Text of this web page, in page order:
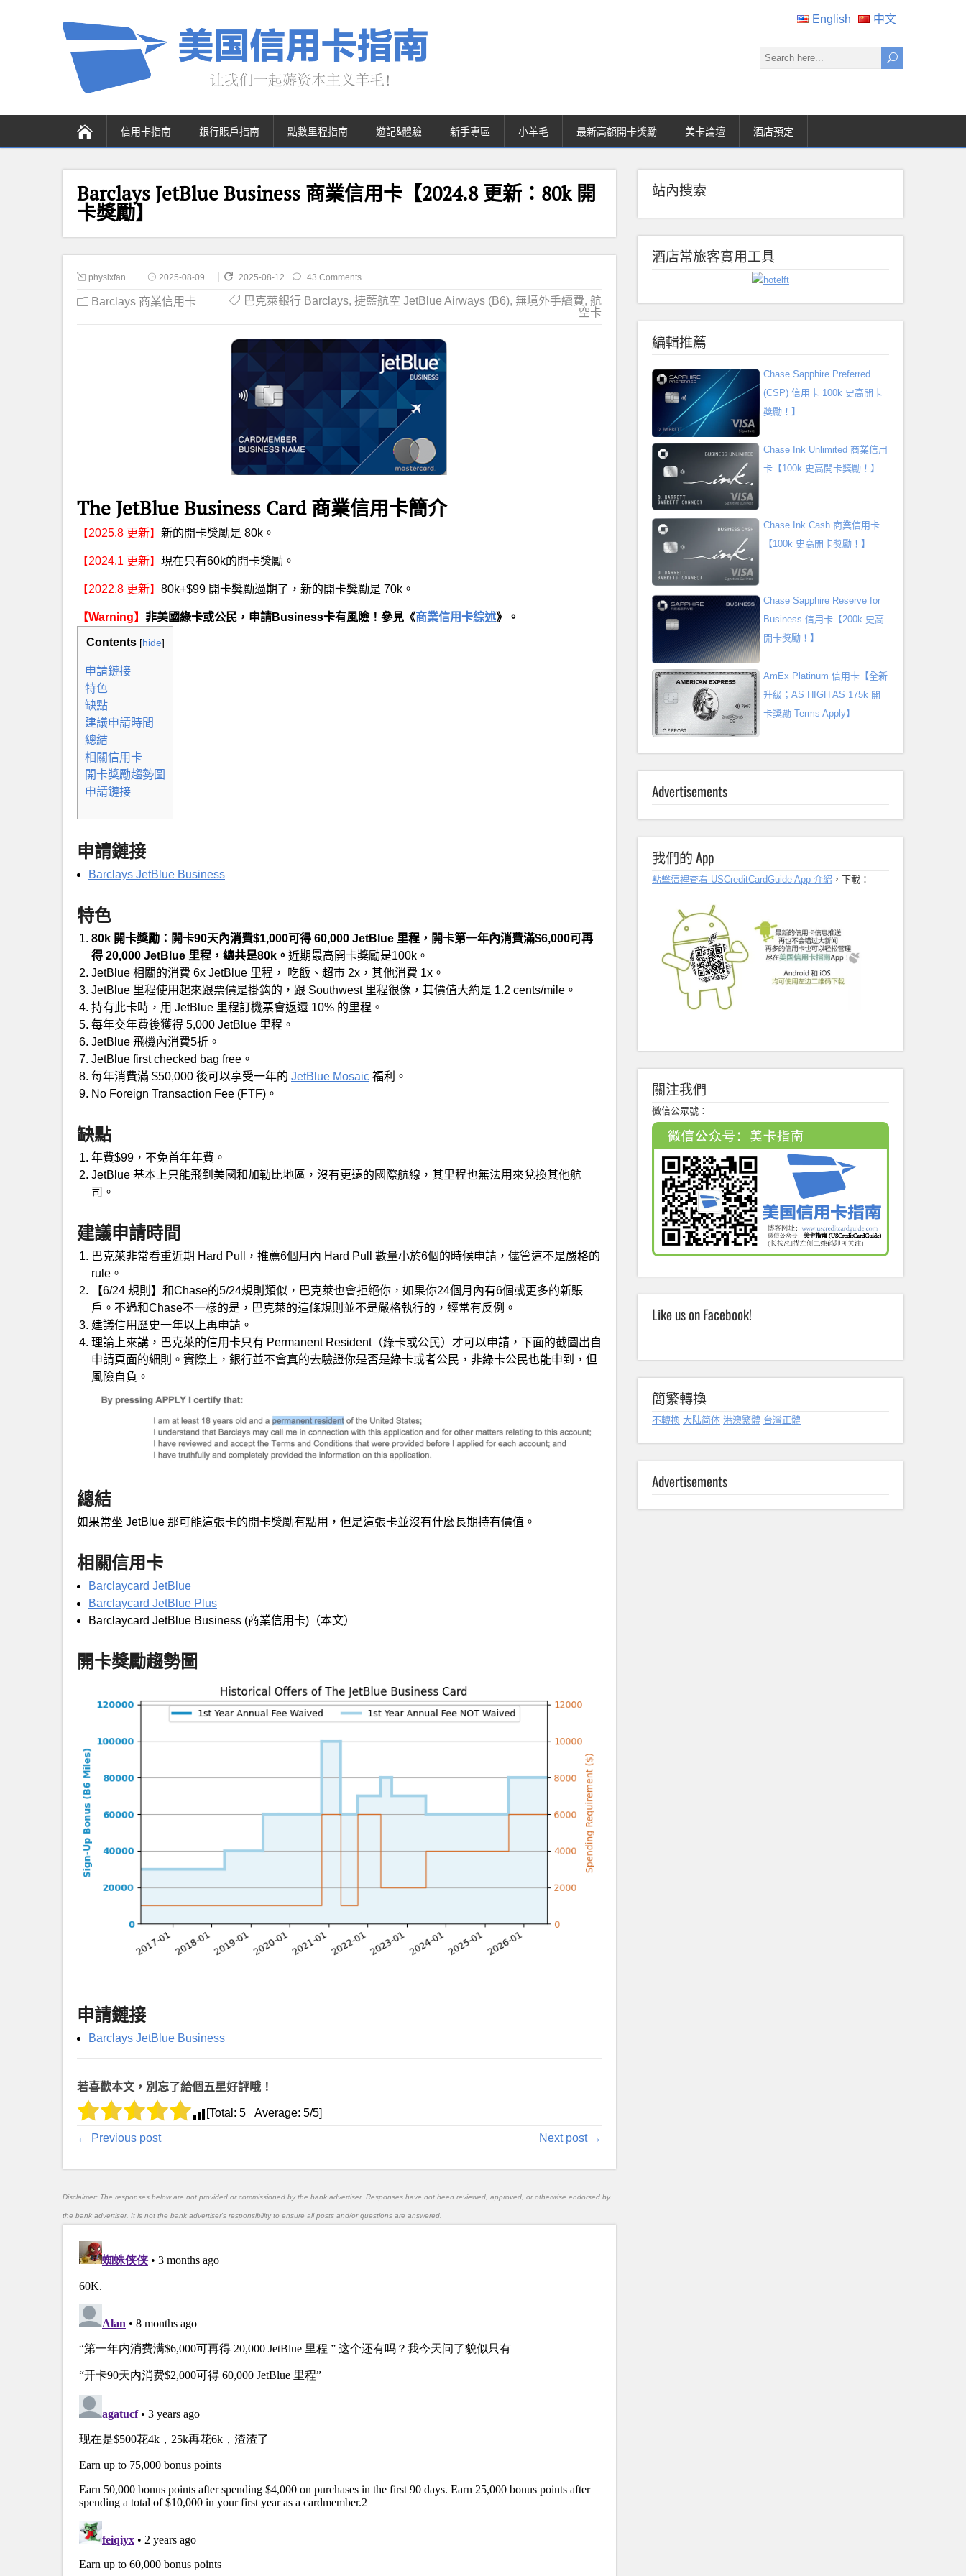
English 中文
信用卡指南 銀行賬戶指南 點數里程指南 遊記&體驗 新手專區 小羊毛 最新高額開卡獎勵 美卡論壇 酒店預定
Barclays JetBlue Business 商業信用卡【2024.8 更新：80k 開
卡獎勵】
physixfan 2025-08-09 2025-08-12 43 Comments
Barclays 商業信用卡 巴克萊銀行 Barclays, 捷藍航空 JetBlue Airways (B6), 無境外手續費, 航
空卡
The JetBlue Business Card 商業信用卡簡介
【2025.8 更新】 新的開卡獎勵是 80k。
【2024.1 更新】 現在只有60k的開卡獎勵。
【2022.8 更新】 80k+$99 開卡獎勵過期了，新的開卡獎勵是 70k。
【Warning】 非美國綠卡或公民，申請Business卡有風險！參見《商業信用卡綜述》。
Contents [hide]
申請鏈接
特色
缺點
建議申請時間
總結
相關信用卡
開卡獎勵趨勢圖
申請鏈接
申請鏈接
Barclays JetBlue Business
特色
80k 開卡獎勵：開卡90天內消費$1,000可得 60,000 JetBlue 里程，開卡第一年內消費滿$6,000可再
得 20,000 JetBlue 里程，總共是80k。 近期最高開卡獎勵是100k。
JetBlue 相關的消費 6x JetBlue 里程， 吃飯、超市 2x，其他消費 1x。
JetBlue 里程使用起來跟票價是掛鈎的，跟 Southwest 里程很像，其價值大約是 1.2 cents/mile。
持有此卡時，用 JetBlue 里程訂機票會返還 10% 的里程。
每年交年費後獲得 5,000 JetBlue 里程。
JetBlue 飛機內消費5折。
JetBlue first checked bag free。
每年消費滿 $50,000 後可以享受一年的 JetBlue Mosaic 福利。
No Foreign Transaction Fee (FTF)。
缺點
年費$99，不免首年年費。
JetBlue 基本上只能飛到美國和加勒比地區，沒有更遠的國際航線，其里程也無法用來兌換其他航
司。
建議申請時間
巴克萊非常看重近期 Hard Pull，推薦6個月內 Hard Pull 數量小於6個的時候申請，儘管這不是嚴格的
rule。
【6/24 規則】和Chase的5/24規則類似，巴克萊也會拒絕你，如果你24個月內有6個或更多的新賬
戶。不過和Chase不一樣的是，巴克萊的這條規則並不是嚴格執行的，經常有反例。
建議信用歷史一年以上再申請。
理論上來講，巴克萊的信用卡只有 Permanent Resident（綠卡或公民）才可以申請，下面的截圖出自
申請頁面的細則。實際上，銀行並不會真的去驗證你是否是綠卡或者公民，非綠卡公民也能申到，但
風險自負。
總結
如果常坐 JetBlue 那可能這張卡的開卡獎勵有點用，但是這張卡並沒有什麼長期持有價值。
相關信用卡
Barclaycard JetBlue
Barclaycard JetBlue Plus
Barclaycard JetBlue Business (商業信用卡)（本文）
開卡獎勵趨勢圖
申請鏈接
Barclays JetBlue Business
若喜歡本文，別忘了給個五星好評哦！
[Total: 5 Average: 5/5]
← Previous post Next post →
Disclaimer: The responses below are not provided or commissioned by the bank advertiser. Responses have not been reviewed, approved, or otherwise endorsed by
the bank advertiser. It is not the bank advertiser's responsibility to ensure all posts and/or questions are answered.
站內搜索
酒店常旅客實用工具
編輯推薦
Chase Sapphire Preferred
(CSP) 信用卡 100k 史高開卡
獎勵！】
Chase Ink Unlimited 商業信用
卡【100k 史高開卡獎勵！】
Chase Ink Cash 商業信用卡
【100k 史高開卡獎勵！】
Chase Sapphire Reserve for
Business 信用卡【200k 史高
開卡獎勵！】
AmEx Platinum 信用卡【全新
升級；AS HIGH AS 175k 開
卡獎勵 Terms Apply】
Advertisements
我們的 App
點擊這裡查看 USCreditCardGuide App 介紹 ，下載：
關注我們
微信公眾號：
Like us on Facebook!
簡繁轉換
不轉換 大陆简体 港澳繁體 台灣正體
Advertisements